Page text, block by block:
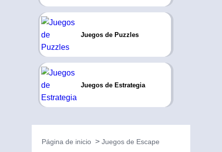
Juegos de Puzzles
Juegos de Estrategia
Página de inicio Juegos de Escape